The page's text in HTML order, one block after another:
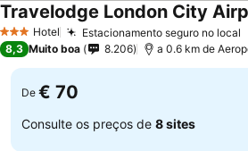
3 EstrelasHotel Estacionamento seguro no local
Travelodge London City
8,3 Muito boa 8.206 a 0.6 km de
De € 70
Consulte os preços de 8 sites